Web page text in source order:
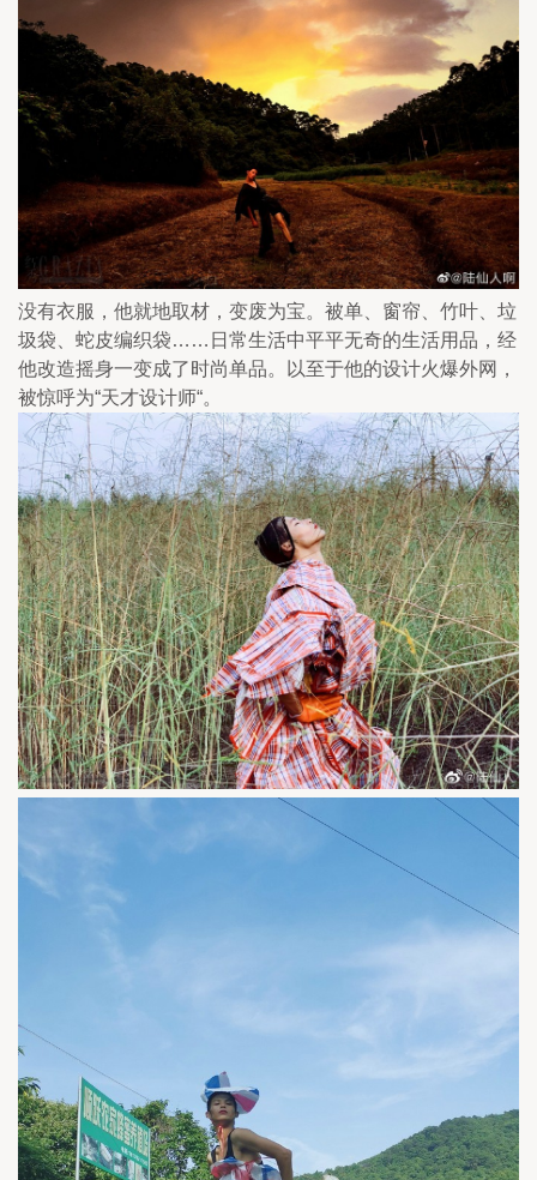
没有衣服，他就地取材，变废为宝。被单、窗帘、竹叶、垃
圾袋、蛇皮编织袋……日常生活中平平无奇的生活用品，经
他改造摇身一变成了时尚单品。以至于他的设计火爆外网，
被惊呼为“天才设计师“。